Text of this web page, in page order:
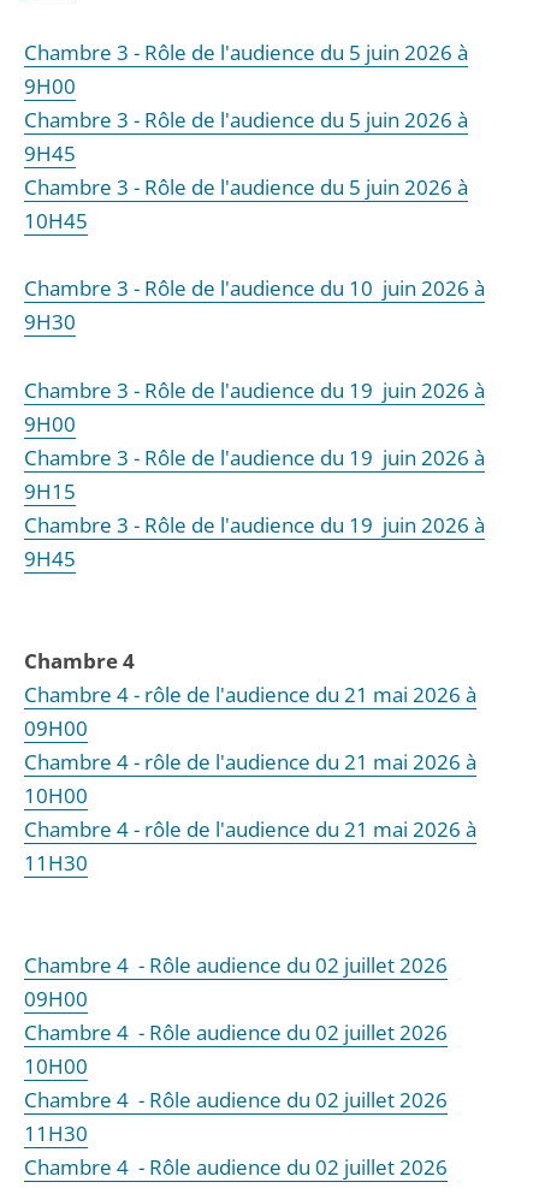
Chambre 3 - Rôle de l'audience du 5 juin 2026 à
9H00
Chambre 3 - Rôle de l'audience du 5 juin 2026 à
9H45
Chambre 3 - Rôle de l'audience du 5 juin 2026 à
10H45
Chambre 3 - Rôle de l'audience du 10 juin 2026 à
9H30
Chambre 3 - Rôle de l'audience du 19 juin 2026 à
9H00
Chambre 3 - Rôle de l'audience du 19 juin 2026 à
9H15
Chambre 3 - Rôle de l'audience du 19 juin 2026 à
9H45
Chambre 4
Chambre 4 - rôle de l'audience du 21 mai 2026 à
09H00
Chambre 4 - rôle de l'audience du 21 mai 2026 à
10H00
Chambre 4 - rôle de l'audience du 21 mai 2026 à
11H30
Chambre 4 - Rôle audience du 02 juillet 2026
09H00
Chambre 4 - Rôle audience du 02 juillet 2026
10H00
Chambre 4 - Rôle audience du 02 juillet 2026
11H30
Chambre 4 - Rôle audience du 02 juillet 2026